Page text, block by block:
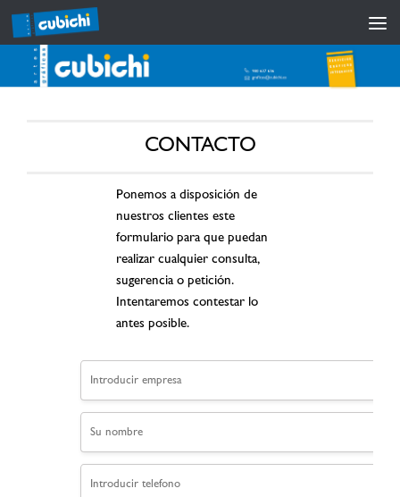
CONTACTO
Ponemos a disposición de
nuestros clientes este
formulario para que puedan
realizar cualquier consulta,
sugerencia o petición.
Intentaremos contestar lo
antes posible.